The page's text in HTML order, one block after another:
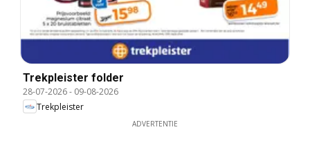
Trekpleister folder
28-07-2026- 09-08-2026
Trekpleister
ADVERTENTIE